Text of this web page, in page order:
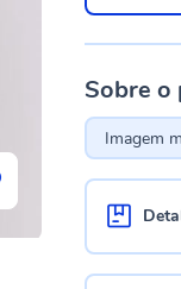
Sobre o
Imagem